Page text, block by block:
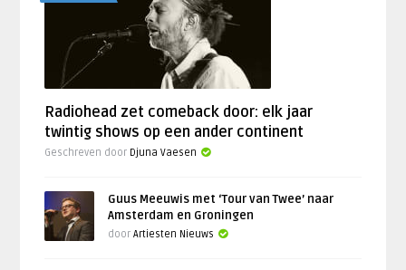
Radiohead zet comeback door: elk jaar
twintig shows op een ander continent
Geschreven door Djuna Vaesen
Guus Meeuwis met ‘Tour van Twee’ naar
Amsterdam en Groningen
doorArtiesten Nieuws